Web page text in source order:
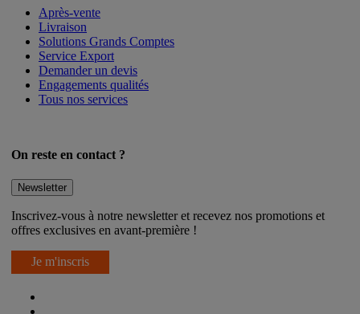
Après-vente
Livraison
Solutions Grands Comptes
Service Export
Demander un devis
Engagements qualités
Tous nos services
On reste en contact ?
Newsletter
Inscrivez-vous à notre newsletter et recevez nos promotions et
offres exclusives en avant-première !
Je m'inscris